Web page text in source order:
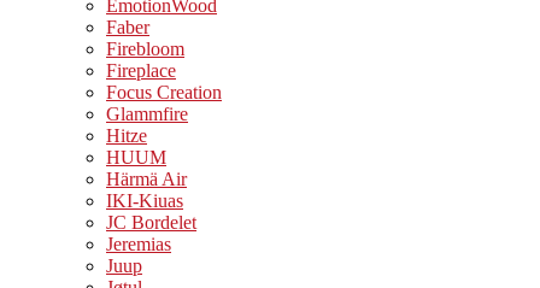
EmotionWood
Faber
Firebloom
Fireplace
Focus Creation
Glammfire
Hitze
HUUM
Härmä Air
IKI-Kiuas
JC Bordelet
Jeremias
Juup